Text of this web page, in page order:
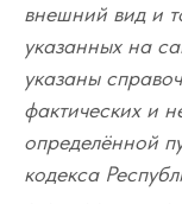
внешний вид и
указанных на
указаны
фактических и
определённой
кодекса